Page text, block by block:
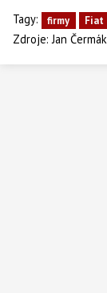
Tagy: firmy Fiat
Zdroje: Jan Čermák